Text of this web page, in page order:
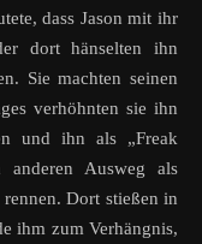
dass Jason mit ihr
dort hänselten ihn
Sie machten seinen
verhöhnten sie ihn
und ihn als „Freak
anderen Ausweg als
Dort stießen in
ihm zum Verhängnis,